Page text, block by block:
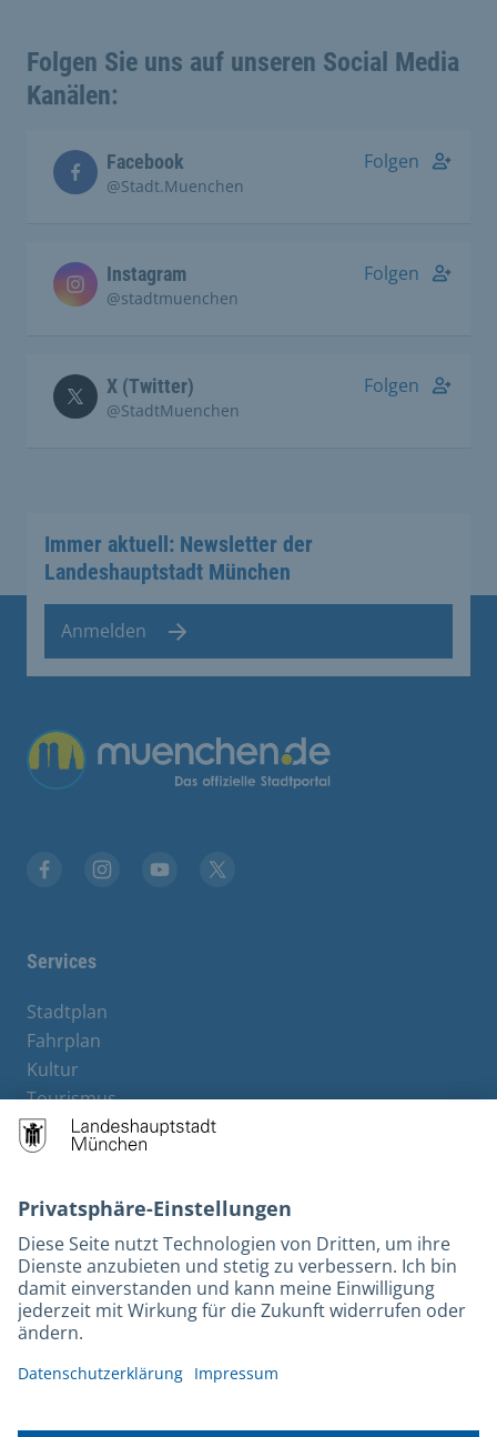
Folgen Sie uns auf unseren Social Media
Kanälen:
Facebook
@Stadt.Muenchen
Folgen
Instagram
@stadtmuenchen
Folgen
X (Twitter)
@StadtMuenchen
Folgen
Immer aktuell: Newsletter der
Landeshauptstadt München
Anmelden
Services
Stadtplan
Fahrplan
Kultur
Tourismus
M-Strom
Bürgerservice
Kontakt
Barrierefreiheit
Leichte Sprache
Gebärdensprache
Kontakt